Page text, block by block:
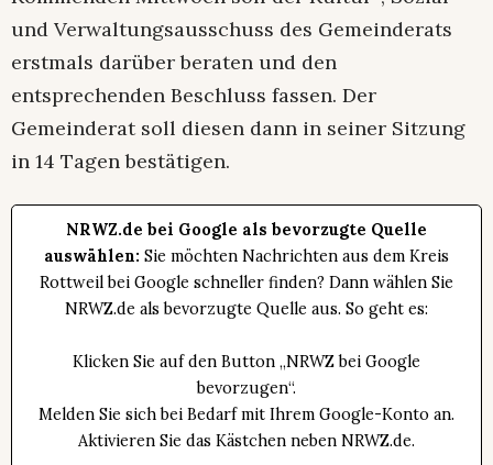
und Verwaltungsausschuss des Gemeinderats
erstmals darüber beraten und den
entsprechenden Beschluss fassen. Der
Gemeinderat soll diesen dann in seiner Sitzung
in 14 Tagen bestätigen.
NRWZ.de bei Google als bevorzugte Quelle
auswählen: Sie möchten Nachrichten aus dem Kreis
Rottweil bei Google schneller finden? Dann wählen Sie
NRWZ.de als bevorzugte Quelle aus. So geht es:
Klicken Sie auf den Button „NRWZ bei Google
bevorzugen“.
Melden Sie sich bei Bedarf mit Ihrem Google-Konto an.
Aktivieren Sie das Kästchen neben NRWZ.de.